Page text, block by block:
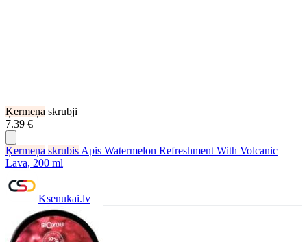
Ķermeņa skrubji
7.39 €
Ķermeņa skrubis Apis Watermelon Refreshment With Volcanic
Lava, 200 ml
Ksenukai.lv